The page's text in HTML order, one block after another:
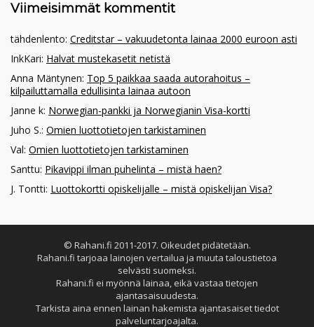
Viimeisimmät kommentit
tähdenlento: Creditstar – vakuudetonta lainaa 2000 euroon asti
InkKari: Halvat mustekasetit netistä
Anna Mäntynen: Top 5 paikkaa saada autorahoitus –
kilpailuttamalla edullisinta lainaa autoon
Janne k: Norwegian-pankki ja Norwegianin Visa-kortti
Juho S.: Omien luottotietojen tarkistaminen
Val: Omien luottotietojen tarkistaminen
Santtu: Pikavippi ilman puhelinta – mistä haen?
J. Tontti: Luottokortti opiskelijalle – mistä opiskelijan Visa?
© Rahani.fi 2011-2017. Oikeudet pidätetään.
Rahani.fi tarjoaa lainojen vertailua ja muuta taloustietoa
selvästi suomeksi.
Rahani.fi ei myönnä lainaa, eikä vastaa tietojen
ajantasaisuudesta.
Tarkista aina ennen lainan hakemista ajantasaiset tiedot
palveluntarjoajalta.